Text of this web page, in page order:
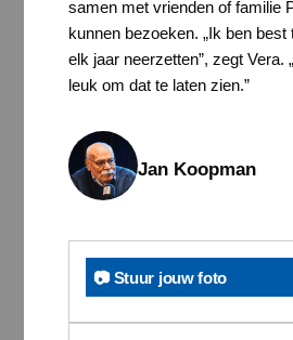
samen met vrienden of familie
kunnen bezoeken. „Ik ben best
elk jaar neerzetten”, zegt Vera.
leuk om dat te laten zien.”
Jan Koopman
📷 Stuur jouw foto